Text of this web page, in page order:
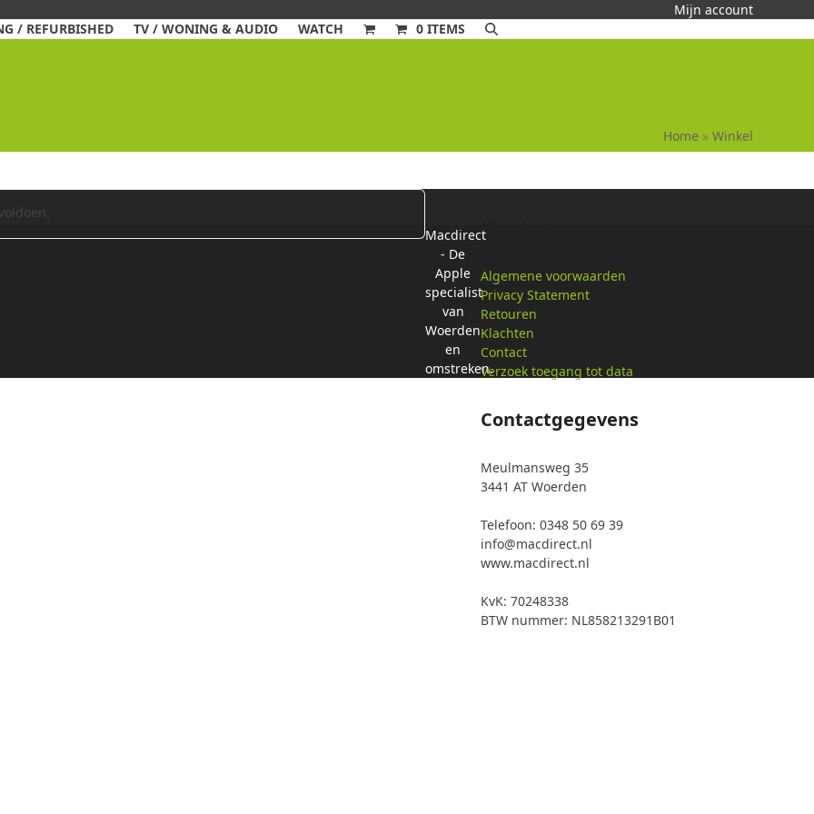
Mijn account
/ REFURBISHED TV / WONING & AUDIO WATCH 0 ITEMS
Home » Winkel
Klantenservice
Algemene voorwaarden
Privacy Statement
Retouren
Klachten
Contact
Verzoek toegang tot data
Contactgegevens
Meulmansweg 35
3441 AT Woerden
Telefoon: 0348 50 69 39
info@macdirect.nl
www.macdirect.nl
KvK: 70248338
BTW nummer: NL858213291B01
Macdirect
- De
Apple
specialist
van
Woerden
en
omstreken.